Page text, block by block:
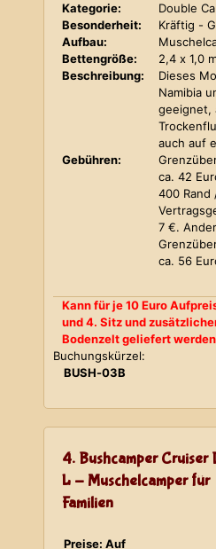
Kategorie:
Double
Besonderheit:
Kräftig -
Aufbau:
Bettengröße:
2,4 x 1,0
Beschreibung:
Dieses
Namibia
geeignet,
auch auf
Gebühren:
ca. 42
400 Rand
7 €.
ca. 56
Kann für je 10 Euro
und 4. Sitz und
Bodenzelt geliefert
Buchungskürzel:
BUSH-03B
4. Bushcamper Cruiser
L - Muschelcamper für
Familien
Preise: Auf